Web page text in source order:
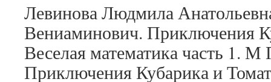
Левинова Людмила
Вениаминович. Приключения
Веселая математика часть 1. М
Приключения Кубарика и